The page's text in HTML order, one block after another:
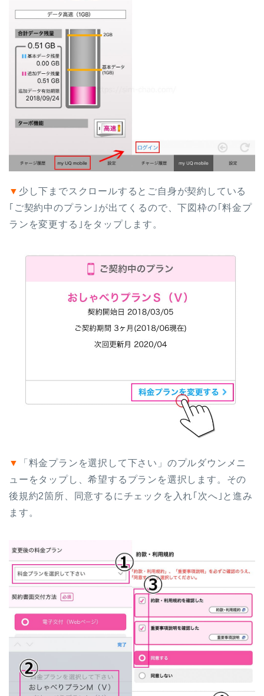
▼ 少し下までスクロールするとご自身が契約している
｢ご契約中のプラン｣が出てくるので、下図枠の｢料金プ
ランを変更する｣をタップします。
▼
「料金プランを選択して下さい」のプルダウンメニ
ューをタップし、希望するプランを選択します。その
後規約2箇所、同意するにチェックを入れ｢次へ｣と進み
ます。